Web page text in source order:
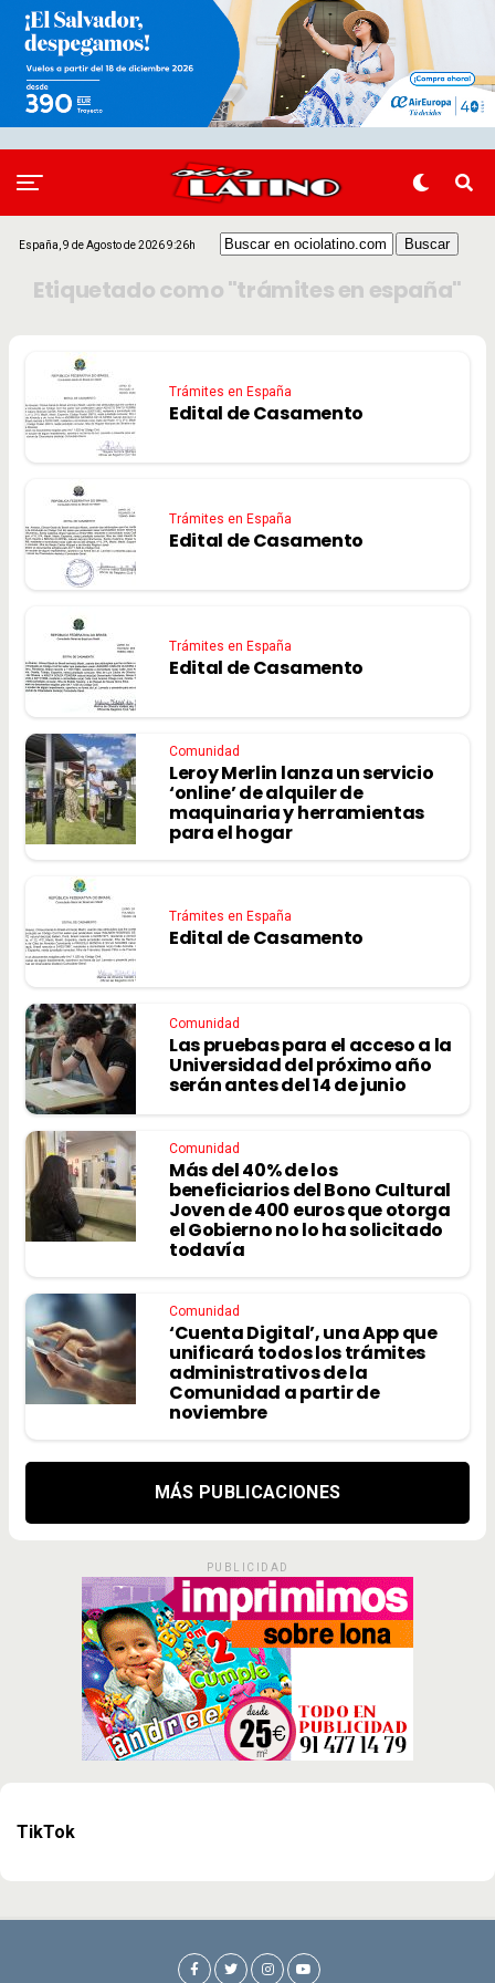
España, 9 de Agosto de 2026 9:26h
Etiquetado como "trámites en españa"
Trámites en España
Edital de Casamento
Trámites en España
Edital de Casamento
Trámites en España
Edital de Casamento
Comunidad
Leroy Merlin lanza un servicio
‘online’ de alquiler de
maquinaria y herramientas
para el hogar
Trámites en España
Edital de Casamento
Comunidad
Las pruebas para el acceso a la
Universidad del próximo año
serán antes del 14 de junio
Comunidad
Más del 40% de los
beneficiarios del Bono Cultural
Joven de 400 euros que otorga
el Gobierno no lo ha solicitado
todavía
Comunidad
‘Cuenta Digital’, una App que
unificará todos los trámites
administrativos de la
Comunidad a partir de
noviembre
MÁS PUBLICACIONES
PUBLICIDAD
TikTok